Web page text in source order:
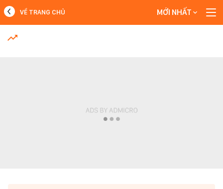
MỚI NHẤT
VỀ TRANG CHỦ MỚI NHẤT